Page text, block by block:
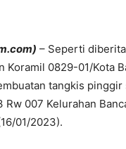
– Seperti
Koramil 0829-01/Kota
tangkis
007 Kelurahan
01/2023).